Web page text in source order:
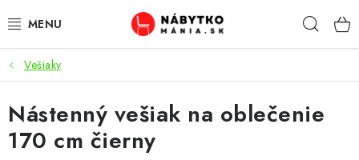
na
VÝPREDAJ
NOVINKY
OBÝVACIA IZBA
Vešiaky
Nástenný vešiak na oblečenie
170 cm čierny